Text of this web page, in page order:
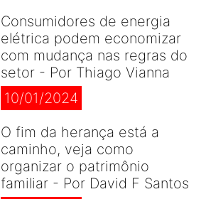
Consumidores de energia
elétrica podem economizar
com mudança nas regras do
setor - Por Thiago Vianna
10/01/2024
O fim da herança está a
caminho, veja como
organizar o patrimônio
familiar - Por David F Santos